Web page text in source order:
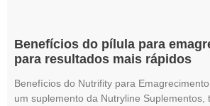
Benefícios do pílula para
para resultados mais rápidos
Benefícios do Nutrifity para
um suplemento da Nutryline Suplementos,